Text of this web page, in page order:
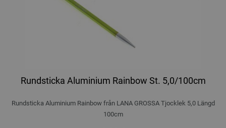
Rundsticka Aluminium Rainbow St. 5,0/100cm
Rundsticka Aluminium Rainbow från LANA GROSSA Tjocklek 5,0 Längd
100cm